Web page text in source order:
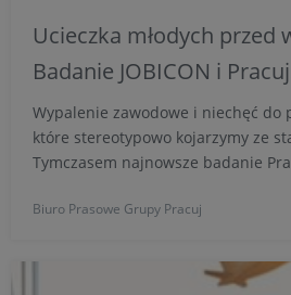
Ucieczka młodych przed
Badanie JOBICON i
Wypalenie zawodowe i niechęć do
które stereotypowo kojarzymy ze
Tymczasem najnowsze badanie
wszystkim Generacji Z i Y, czyli
Biuro Prasowe Grupy Pracuj